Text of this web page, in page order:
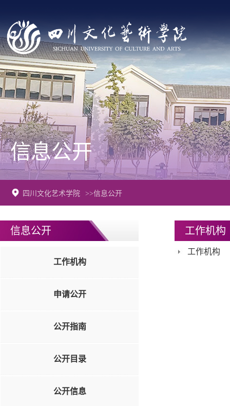
四川文化艺术学院 >>信息公开
信息公开
信息公开
工作机构
申请公开
公开指南
公开目录
公开信息
工作机构
工作机构